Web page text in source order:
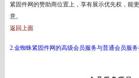
紧固件网的赞助商位置上，享有展示优先权，能
意。
返回上面
2.金蜘蛛紧固件网的高级会员服务与普通会员服务